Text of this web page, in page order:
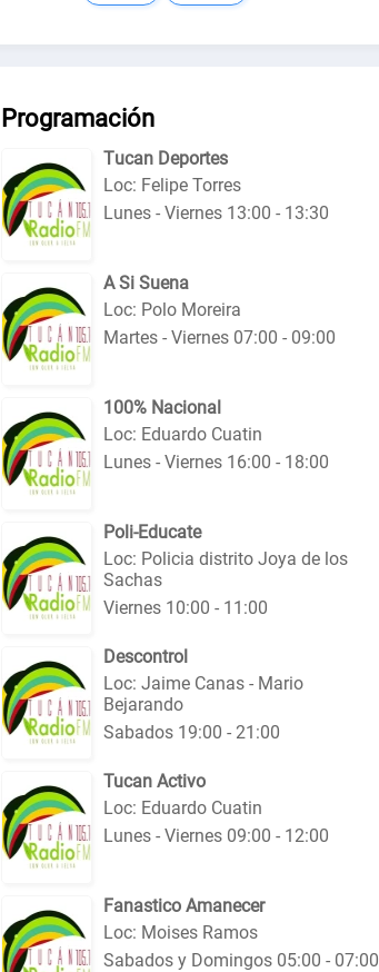
Programación
Тuсаn Deportes
Loc: Felipe Torres
Lunes - Viernes 13:00 - 13:30
A Si Suena
Loc: Polo Moreira
Martes - Viernes 07:00 - 09:00
100% Nacional
Loc: Eduardo Cuatin
Lunes - Viernes 16:00 - 18:00
Poli-Educate
Loc: Policia distrito Joya de los
Sachas
Viernes 10:00 - 11:00
Descontrol
Loc: Jaime Canas - Mario
Bejarando
Sabados 19:00 - 21:00
Tucan Activo
Loc: Eduardo Cuatin
Lunes - Viernes 09:00 - 12:00
Fanastico Amanecer
Loc: Moises Ramos
Sabados y Domingos 05:00 - 07:00